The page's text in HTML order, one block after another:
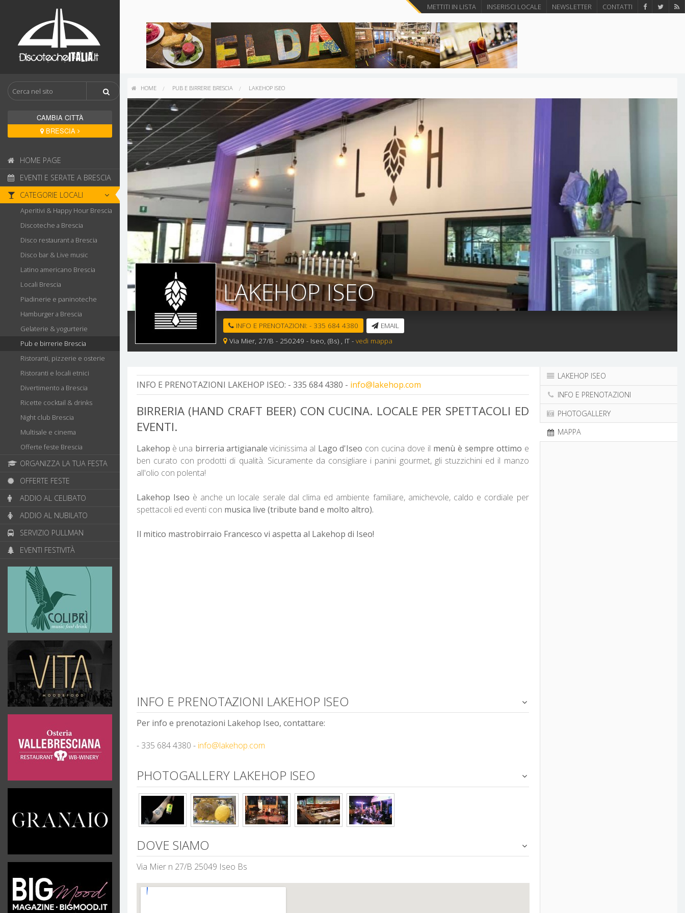
CAMBIA CITTÀ
BRESCIA
HOME PAGE
EVENTI E SERATE A BRESCIA
CATEGORIE LOCALI
Aperitivi & Happy Hour Brescia
Discoteche a Brescia
Disco restaurant a Brescia
Disco bar & Live music
Latino americano Brescia
Locali Brescia
Piadinerie e paninoteche
Hamburger a Brescia
Gelaterie & yogurterie
Pub e birrerie Brescia
Ristoranti, pizzerie e osterie
Ristoranti e locali etnici
Divertimento a Brescia
Ricette cocktail & drinks
Night club Brescia
Multisale e cinema
Offerte feste Brescia
ORGANIZZA LA TUA FESTA
OFFERTE FESTE
ADDIO AL CELIBATO
ADDIO AL NUBILATO
SERVIZIO PULLMAN
EVENTI FESTIVITÀ
METTITI IN LISTA INSERISCI LOCALE NEWSLETTER CONTATTI
HOME PUB E BIRRERIE BRESCIA LAKEHOP ISEO
LAKEHOP ISEO
INFO E PRENOTAZIONI: - 335 684 4380
EMAIL
Via Mier, 27/B - 250249 - Iseo, (Bs) , IT - vedi mappa
INFO E PRENOTAZIONI LAKEHOP ISEO: - 335 684 4380 - info@lakehop.com
BIRRERIA (HAND CRAFT BEER) CON CUCINA. LOCALE PER SPETTACOLI ED
EVENTI.
Lakehop è una birreria artigianale vicinissima al Lago d'Iseo con cucina dove il menù è sempre ottimo e
ben curato con prodotti di qualità. Sicuramente da consigliare i panini gourmet, gli stuzzichini ed il manzo
all'olio con polenta!
Lakehop Iseo è anche un locale serale dal clima ed ambiente familiare, amichevole, caldo e cordiale per
spettacoli ed eventi con musica live (tribute band e molto altro).
Il mitico mastrobirraio Francesco vi aspetta al Lakehop di Iseo!
INFO E PRENOTAZIONI LAKEHOP ISEO
Per info e prenotazioni Lakehop Iseo, contattare:
- 335 684 4380 - info@lakehop.com
PHOTOGALLERY LAKEHOP ISEO
DOVE SIAMO
Via Mier n 27/B 25049 Iseo Bs
LAKEHOP ISEO
INFO E PRENOTAZIONI
PHOTOGALLERY
MAPPA